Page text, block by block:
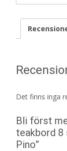
Det finns inga
Bli först
teakbord 8
Pino”